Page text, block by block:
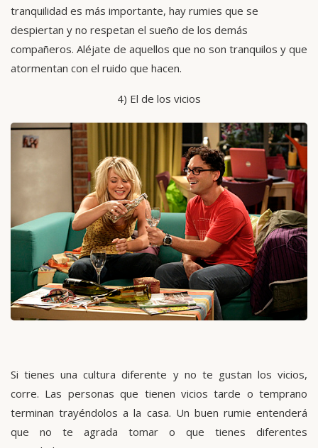
tranquilidad es más importante, hay rumies que se
despiertan y no respetan el sueño de los demás
compañeros. Aléjate de aquellos que no son tranquilos y que
atormentan con el ruido que hacen.
4) El de los vicios
Si tienes una cultura diferente y no te gustan los vicios,
corre. Las personas que tienen vicios tarde o temprano
terminan trayéndolos a la casa. Un buen rumie entenderá
que no te agrada tomar o que tienes diferentes